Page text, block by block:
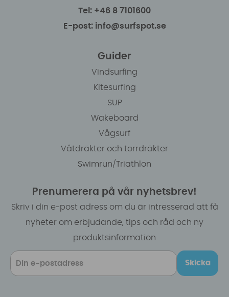
Tel: +46 8 7101600
E-post: info@surfspot.se
Guider
Vindsurfing
Kitesurfing
SUP
Wakeboard
Vågsurf
Våtdräkter och torrdräkter
Swimrun/Triathlon
Prenumerera på vår nyhetsbrev!
Skriv i din e-post adress om du är intresserad att få
nyheter om erbjudande, tips och råd och ny
produktsinformation
Skicka